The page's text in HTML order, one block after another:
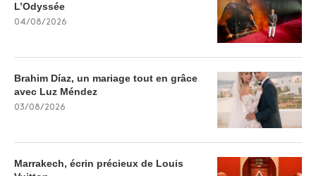
L’Odyssée
04/08/2026
Brahim Díaz, un mariage tout en grâce
avec Luz Méndez
03/08/2026
Marrakech, écrin précieux de Louis